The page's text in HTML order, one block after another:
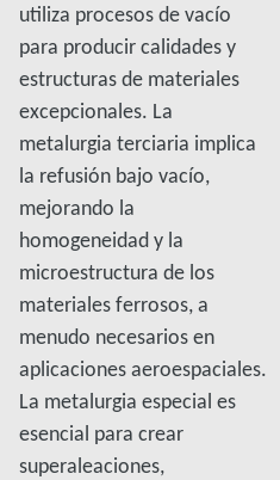
utiliza procesos de vacío
para producir calidades y
estructuras de materiales
excepcionales. La
metalurgia terciaria implica
la refusión bajo vacío,
mejorando la
homogeneidad y la
microestructura de los
materiales ferrosos, a
menudo necesarios en
aplicaciones aeroespaciales.
La metalurgia especial es
esencial para crear
superaleaciones,